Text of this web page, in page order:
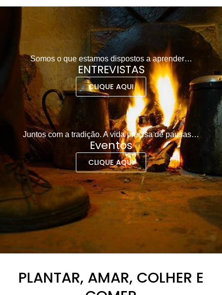
Somos o que estamos dispostos a aprender…
ENTREVISTAS
CLIQUE AQUI
Juntos com a tradição. A vida precisa de pausas…
Eventos
CLIQUE AQUI
PLANTAR, AMAR, COLHER E